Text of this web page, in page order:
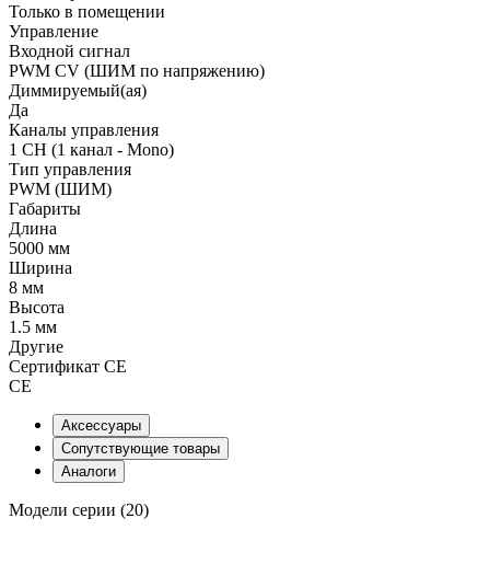
Только в помещении
Управление
Входной сигнал
PWM СV (ШИМ по напряжению)
Диммируемый(ая)
Да
Каналы управления
1 CH (1 канал - Mono)
Тип управления
PWM (ШИМ)
Габариты
Длина
5000 мм
Ширина
8 мм
Высота
1.5 мм
Другие
Сертификат CE
CE
Аксессуары
Сопутствующие товары
Аналоги
Модели серии (20)